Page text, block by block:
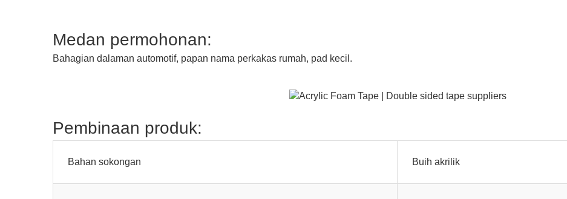
Medan permohonan:
Bahagian dalaman automotif, papan nama perkakas rumah, pad kecil.
Pembinaan produk:
Bahan sokongan Buih akrilik